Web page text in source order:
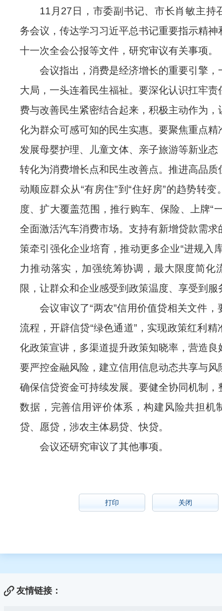
11月27日，市委副书记、市长肖敏主持
务会议，传达学习习近平总书记重要指示精神
十一次全会公报等文件，研究审议有关事项。
会议指出，消费是经济增长的重要引擎，
大局，一头连着民生福祉。要深化认识扛牢责
费与改善民生紧密结合起来，积极主动作为，
化为群众可感可知的民生实惠。要聚焦重点精
发展母婴护理、儿童文体、亲子旅游等新业态
转化为消费增长点和民生改善点。推进高品质
动顺应群众从“有房住”到“住好房”的趋势转变
度、扩大覆盖范围，推行购车、保险、上牌“
全面激活汽车消费市场。支持有新增贷款需求
策牵引强化企业培育，推动更多企业“进规入
力推动落实，加强统筹协调，最大限度简化
限，让群众和企业感受到政策温度、享受到服
会议审议了“两农”信用价值贷相关文件，
流程，开辟信贷“绿色通道”，实现政策红利精
化政策宣讲，多渠道提升政策知晓率，营造良
要严控金融风险，建立信用信息动态共享与风
确保信贷资金可持续发展。要健全协同机制，
数据，完善信用评价体系，构建风险共担机
贷、愿贷，涉农主体易贷、快贷。
会议还研究审议了其他事项。
打印 关闭
友情链接：